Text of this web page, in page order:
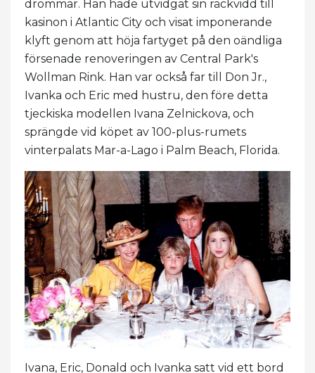
drömmar. Han hade utvidgat sin räckvidd till
kasinon i Atlantic City och visat imponerande
klyft genom att höja fartyget på den oändliga
försenade renoveringen av Central Park's
Wollman Rink. Han var också far till Don Jr.,
Ivanka och Eric med hustru, den före detta
tjeckiska modellen Ivana Zelnickova, och
sprängde vid köpet av 100-plus-rumets
vinterpalats Mar-a-Lago i Palm Beach, Florida.
Ivana, Eric, Donald och Ivanka satt vid ett bord